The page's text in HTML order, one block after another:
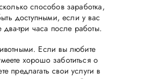
способов заработка,
доступными, если у вас
два-три часа после работы.
Если вы любите
хорошо заботиться о
предлагать свои услуги в